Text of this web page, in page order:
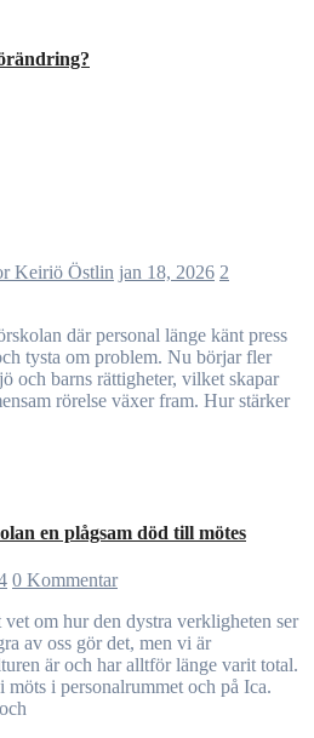
Keiriö Östlin jan 18, 2026 2
tysta om problem. Nu börjar fler
och barns rättigheter, vilket skapar
rörelse växer fram. Hur stärker
en plågsam död till mötes
0 Kommentar
av oss gör det, men vi är
är och har alltför länge varit total.
i personalrummet och på Ica.